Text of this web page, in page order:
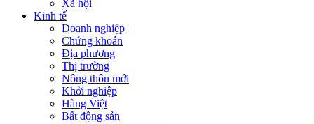
Xã hội
Kinh tế
Doanh nghiệp
Chứng khoán
Địa phương
Thị trường
Nông thôn mới
Khởi nghiệp
Hàng Việt
Bất động sản